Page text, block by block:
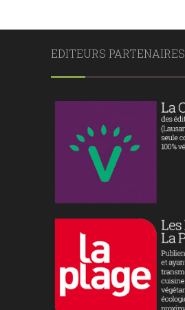
EDITEURS PARTENAIRES